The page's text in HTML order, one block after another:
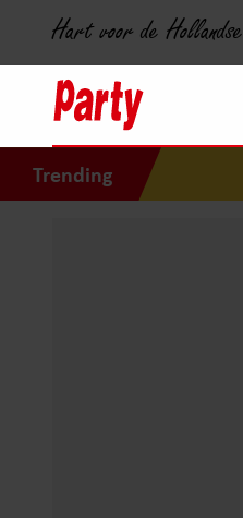
Hart voor de
Trending